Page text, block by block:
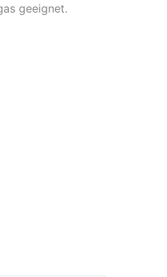
geeignet.